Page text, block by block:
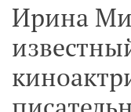
Ирина